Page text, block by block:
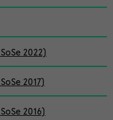
2022)
2017)
2016)